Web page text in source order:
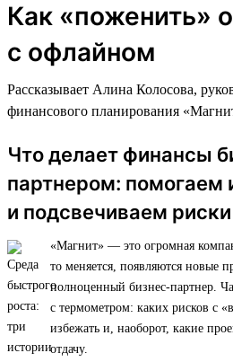
Как «поженить»
с офлайном
Рассказывает Алина Колосова,
финансового планирования
Что делает финансы
партнером: помогаем
и подсвечиваем риски
«Магнит» — это огромная
то меняется, появляются новые
полноценный бизнес-партнер.
с термометром: каких рисков с
избежать и, наоборот, какие
отдачу.